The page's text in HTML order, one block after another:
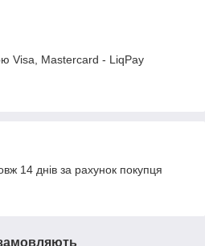
Visa, Mastercard - LiqPay
14 днів за рахунок покупця